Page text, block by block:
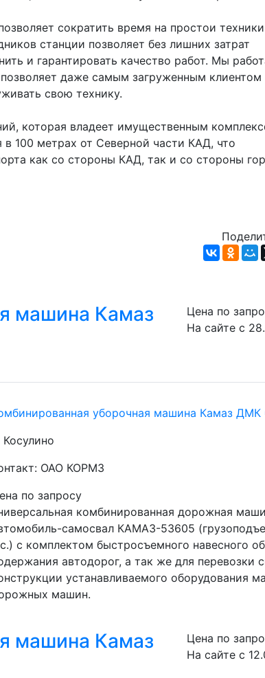
сократить время на простои
станции позволяет без лишних затрат
и гарантировать качество работ. Мы
даже самым загруженным клиентом
свою технику.
которая владеет имущественным
100 метрах от Северной части КАД, что
как со стороны КАД, так и со стороны
машина Камаз
Цена по
На сайте с
уборочная машина Камаз ДМК
Косулино
ОАО КОРМЗ
по запросу
комбинированная дорожная
самосвал КАМАЗ-53605
с комплектом быстросъемного навесного
автодорог, а так же для перевозки
устанавливаемого оборудования
машин.
машина Камаз
Цена по
На сайте с